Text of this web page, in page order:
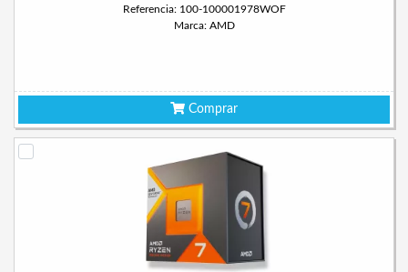
Referencia: 100-100001978WOF
Marca: AMD
Comprar